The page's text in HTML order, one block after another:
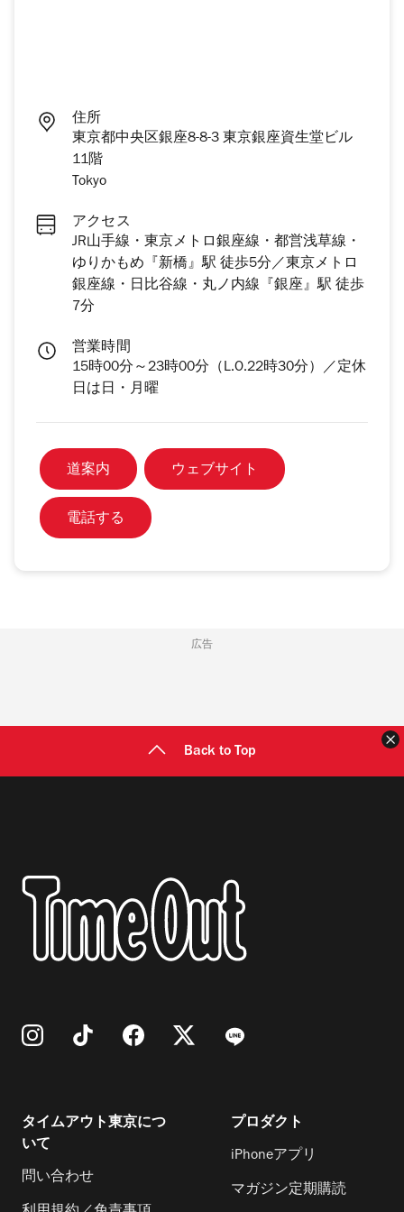
住所
東京都中央区銀座8-8-3 東京銀座資生堂ビル
11階
Tokyo
アクセス
JR山手線・東京メトロ銀座線・都営浅草線・
ゆりかもめ『新橋』駅 徒歩5分／東京メトロ
銀座線・日比谷線・丸ノ内線『銀座』駅 徒歩
7分
営業時間
15時00分～23時00分（L.O.22時30分）／定休
日は日・月曜
道案内 ウェブサイト
電話する
広告
Back to Top
タイムアウト東京につ
いて
問い合わせ
プロダクト
iPhoneアプリ
マガジン定期購読